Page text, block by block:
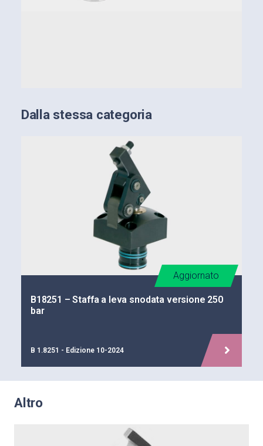
Dalla stessa categoria
B18251 – Staffa a leva snodata versione 250
bar
Aggiornato
B 1.8251 - Edizione 10-2024
Altro